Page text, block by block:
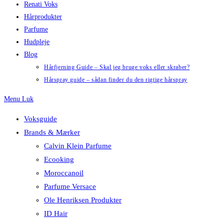
Renati Voks
Hårprodukter
Parfume
Hudpleje
Blog
Hårfjerning Guide – Skal jeg bruge voks eller skraber?
Hårspray guide – sådan finder du den rigtige hårspray
Menu Luk
Voksguide
Brands & Mærker
Calvin Klein Parfume
Ecooking
Moroccanoil
Parfume Versace
Ole Henriksen Produkter
ID Hair